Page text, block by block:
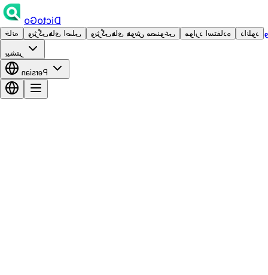
DictoGo
خانه ویژگی‌های اصلی ویژگی‌های هوش مصنوعی موارد استفاده دانلود
بیشتر